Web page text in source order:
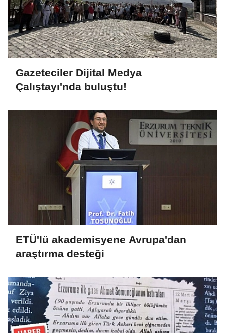
Gazeteciler Dijital Medya
Çalıştayı'nda buluştu!
ETÜ'lü akademisyene Avrupa'dan
araştırma desteği